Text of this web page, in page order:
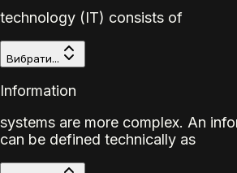
technology (IT) consists of
Вибрати...
Information
systems are more complex. An
can be defined technically as